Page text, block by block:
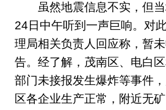
虽然地震信息不实，但当
24日中午听到一声巨响。对
理局相关负责人回应称，暂
告。经了解，茂南区、电白
部门未接报发生爆炸等事件
区各企业生产正常，附近无